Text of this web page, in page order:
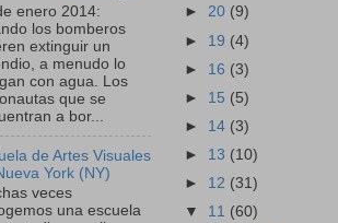
enero 2014:
los bomberos
extinguir un
a menudo lo
con agua. Los
que se
a bor...
de Artes Visuales
York (NY)
veces
una escuela
► 20 (9)
► 19 (4)
► 16 (3)
► 15 (5)
► 14 (3)
► 13 (10)
► 12 (31)
▼ 11 (60)